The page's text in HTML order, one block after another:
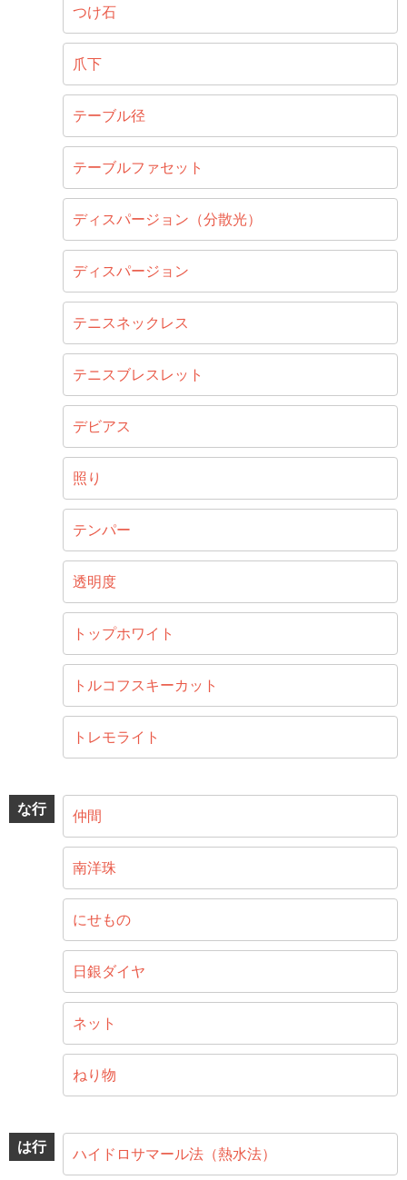
つけ石
爪下
テーブル径
テーブルファセット
ディスパージョン（分散光）
ディスパージョン
テニスネックレス
テニスブレスレット
デビアス
照り
テンパー
透明度
トップホワイト
トルコフスキーカット
トレモライト
な行 仲間
南洋珠
にせもの
日銀ダイヤ
ネット
ねり物
は行 ハイドロサマール法（熱水法）